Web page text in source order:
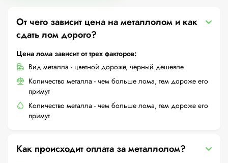
От чего зависит цена на металлолом и как
сдать лом дорого?
Цена лома зависит от трех факторов:
Вид металла - цветной дороже, черный дешевле
Количество металла - чем больше лома, тем дороже его
примут
Количество металла - чем больше лома, тем дороже его
примут
Как происходит оплата за металлолом?